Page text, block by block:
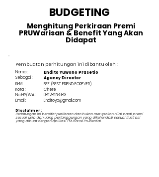
BUDGETING
Menghitung Perkiraan Premi
PRUWarisan & Benefit Yang Akan
Didapat
Pembuatan perhitungan ini dibantu oleh :
Nama :
Endito Yuwono Prasetio
Sebagai :
Agency Director
KPM
BFF (BEST FRIEND FOREVER)
Cinere
Kota :
08128153983
No HP/WA :
Email :
Enditoyp@gmail.com
Disclaimer :
Perhitungan ini bersifat perkiraan dan bukan merupakan nilai pasti premi
sesuai usia dan uang pertanggungan yang dikehendaki sesuai ilustrasi
yang dibuat dengan aplikasi PRUForce Prudential.